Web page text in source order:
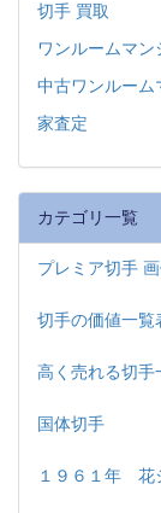
切手 買取
ワンルームマ
中古ワンルーム
家査定
カテゴリ一覧
プレミア切手
切手の価値一覧
高く売れる切手
国体切手
１９６１年 花